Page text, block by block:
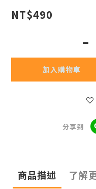
NT$490
加入購物車
分享到
商品描述 了解